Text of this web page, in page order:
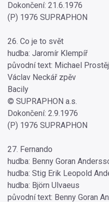
Dokončení: 21.6.1976
(P) 1976 SUPRAPHON
26. Co je to svět
hudba: Jaromír Klempíř
původní text: Michael
Václav Neckář zpěv
Bacily
© SUPRAPHON a.s.
Dokončení: 2.9.1976
(P) 1976 SUPRAPHON
27. Fernando
hudba: Benny Goran
hudba: Stig Erik Leopold
hudba: Björn Ulvaeus
původní text: Benny Goran